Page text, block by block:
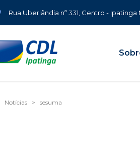
Rua Uberlândia nº 331, Centro - Ipatinga
Notícias > sesuma